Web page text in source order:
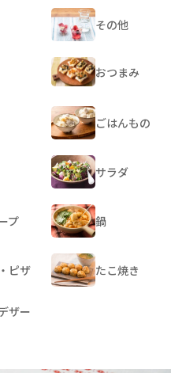
その他
おつまみ
ごはんもの
サラダ
プ 鍋
ピザ たこ焼き
ザー